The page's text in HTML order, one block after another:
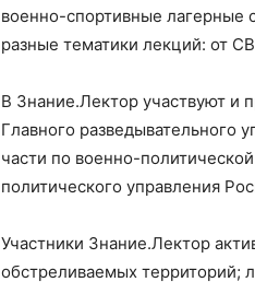
военно-спортивные лагерные
разные тематики лекций: от
В Знание.Лектор участвуют и
Главного разведывательного
части по военно-
политического управления
Участники Знание.Лектор
обстреливаемых территорий;